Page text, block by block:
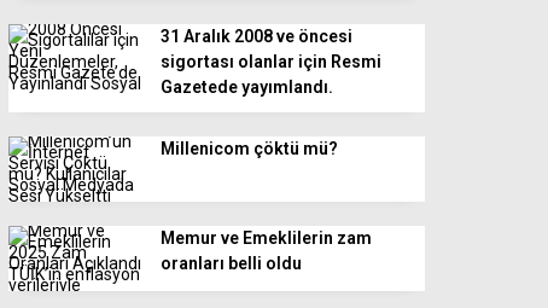
31 Aralık 2008 ve öncesi
sigortası olanlar için Resmi
Gazetede yayımlandı.
Millenicom çöktü mü?
Memur ve Emeklilerin zam
oranları belli oldu